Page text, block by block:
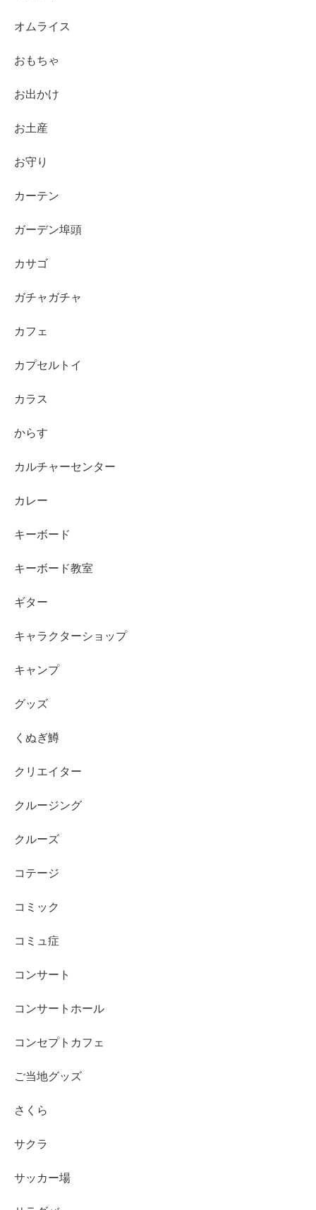
オムライス
おもちゃ
お出かけ
お土産
お守り
カーテン
ガーデン埠頭
カサゴ
ガチャガチャ
カフェ
カプセルトイ
カラス
からす
カルチャーセンター
カレー
キーボード
キーボード教室
ギター
キャラクターショップ
キャンプ
グッズ
くぬぎ鱒
クリエイター
クルージング
クルーズ
コテージ
コミック
コミュ症
コンサート
コンサートホール
コンセプトカフェ
ご当地グッズ
さくら
サクラ
サッカー場